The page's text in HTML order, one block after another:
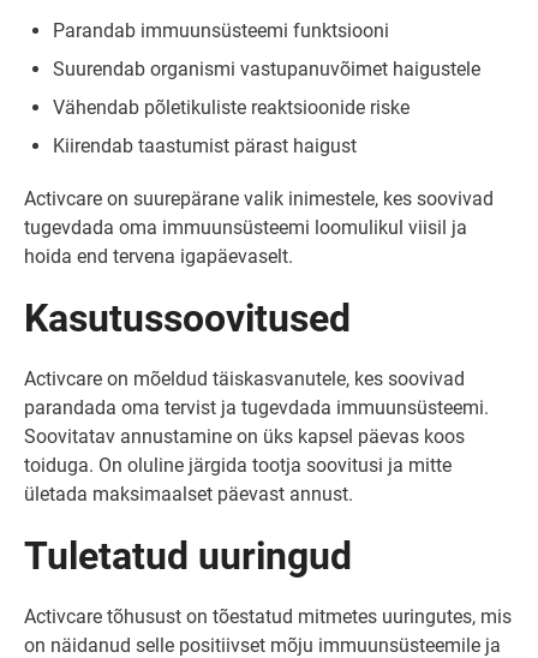
Parandab immuunsüsteemi funktsiooni
Suurendab organismi vastupanuvõimet haigustele
Vähendab põletikuliste reaktsioonide riske
Kiirendab taastumist pärast haigust
Activcare on suurepärane valik inimestele, kes soovivad
tugevdada oma immuunsüsteemi loomulikul viisil ja
hoida end tervena igapäevaselt.
Kasutussoovitused
Activcare on mõeldud täiskasvanutele, kes soovivad
parandada oma tervist ja tugevdada immuunsüsteemi.
Soovitatav annustamine on üks kapsel päevas koos
toiduga. On oluline järgida tootja soovitusi ja mitte
ületada maksimaalset päevast annust.
Tuletatud uuringud
Activcare tõhusust on tõestatud mitmetes uuringutes, mis
on näidanud selle positiivset mõju immuunsüsteemile ja